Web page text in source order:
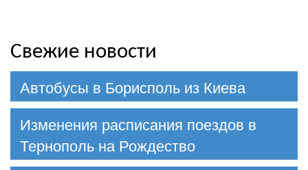
Свежие новости
Автобусы в Борисполь из Киева
Изменения расписания поездов в
Тернополь на Рождество